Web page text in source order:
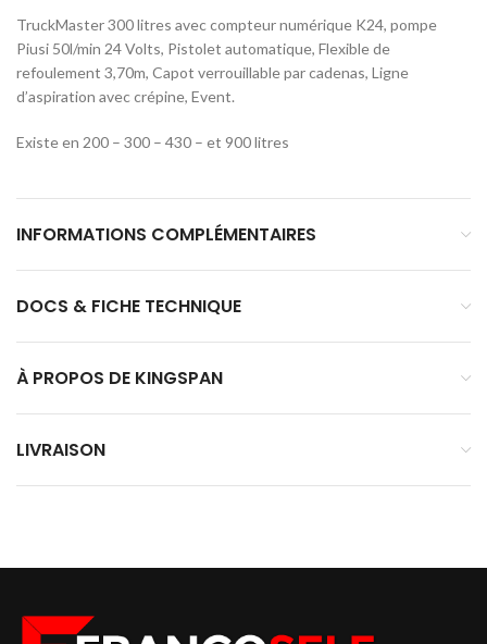
TruckMaster 300 litres avec compteur numérique K24, pompe
Piusi 50l/min 24 Volts, Pistolet automatique, Flexible de
refoulement 3,70m, Capot verrouillable par cadenas, Ligne
d’aspiration avec crépine, Event.
Existe en 200 – 300 – 430 – et 900 litres
INFORMATIONS COMPLÉMENTAIRES
DOCS & FICHE TECHNIQUE
À PROPOS DE KINGSPAN
LIVRAISON